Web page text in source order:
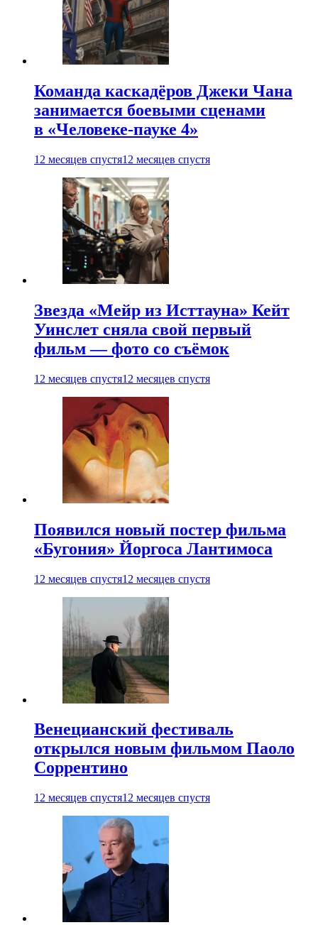
Команда каскадёров Джеки Чана
занимается боевыми сценами
в «Человеке-пауке 4»
12 месяцев спустя12 месяцев спустя
Звезда «Мейр из Исттауна» Кейт
Уинслет сняла свой первый
фильм — фото со съёмок
12 месяцев спустя12 месяцев спустя
Появился новый постер фильма
«Бугония» Йоргоса Лантимоса
12 месяцев спустя12 месяцев спустя
Венецианский фестиваль
открылся новым фильмом Паоло
Соррентино
12 месяцев спустя12 месяцев спустя